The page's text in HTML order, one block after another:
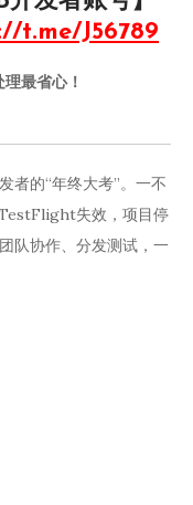
t.me/J56789
最省心！
者的“年终大考”。一不
失效，项目停
队协作、分发测试，一